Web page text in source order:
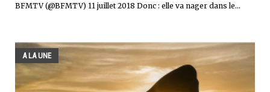
BFMTV (@BFMTV) 11 juillet 2018 Donc : elle va nager dans le...
A LA UNE